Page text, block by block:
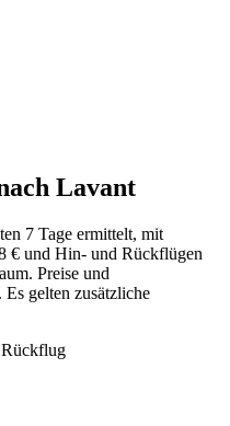
Lavant
7 Tage ermittelt, mit
€ und Hin- und Rückflügen
Preise und
gelten zusätzliche